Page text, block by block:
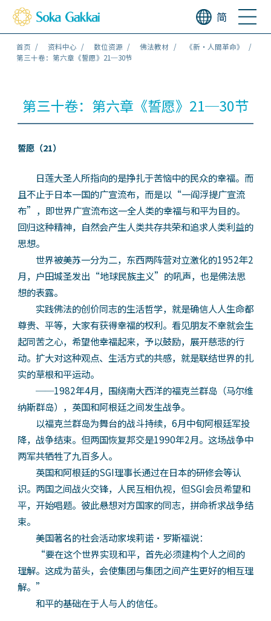
简
首页 资料中心 数位资源 佛法教材
《新‧人間革命》
第三十卷：第六章《誓愿》21─30节
第三十卷：第六章《誓愿》21─30节
誓愿（21）
日莲大圣人所指向的是挣扎于苦恼中的民众的幸福。而
且不止于日本一国的广宣流布，而是以“一阎浮提广宣流
布”，即世界广宣流布这一全人类的幸福与和平为目的。
回归这种精神，自然会产生人类共存共荣和追求人类利益的
思想。
世界被美苏一分为二，东西两阵营对立激化的1952年2
月，户田城圣发出“地球民族主义”的吼声，也是佛法思
想的表露。
实践佛法的创价同志的生活哲学，就是确信人人生命都
尊贵、平等，大家有获得幸福的权利。看见朋友不幸就会生
起同苦之心，希望他幸福起来，予以鼓励，展开慈悲的行
动。扩大对这种观点、生活方式的共感，就是联结世界的扎
实的草根和平运动。
──1982年4月，围绕南大西洋的福克兰群岛（马尔维
纳斯群岛），英国和阿根廷之间发生战争。
以福克兰群岛为舞台的战斗持续，6月中旬阿根廷军投
降，战争结束。但两国恢复邦交是1990年2月。这场战争中
两军共牺牲了九百多人。
英国和阿根廷的SGI理事长通过在日本的研修会等认
识。两国之间战火交锋，人民互相仇视，但SGI会员希望和
平，开始唱题。彼此悬想对方国家的同志，拼命祈求战争结
束。
美国著名的社会活动家埃莉诺·罗斯福说：
“要在这个世界实现和平，首先必须建构个人之间的
理解。这成为苗头，会使集团与集团之间产生更好的相互理
解。”
和平的基础在于人与人的信任。